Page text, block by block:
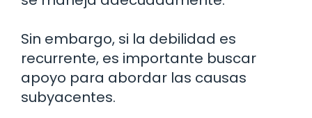
Sin embargo, si la debilidad es
recurrente, es importante buscar
apoyo para abordar las causas
subyacentes.